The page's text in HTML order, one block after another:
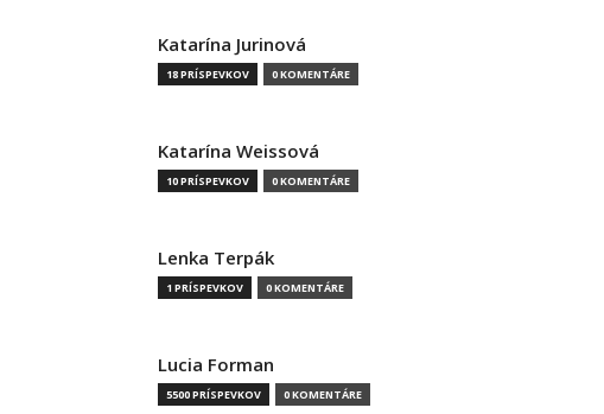
Katarína Jurinová
18 PRÍSPEVKOV 0 KOMENTÁRE
Katarína Weissová
10 PRÍSPEVKOV 0 KOMENTÁRE
Lenka Terpák
1 PRÍSPEVKOV 0 KOMENTÁRE
Lucia Forman
5500 PRÍSPEVKOV 0 KOMENTÁRE